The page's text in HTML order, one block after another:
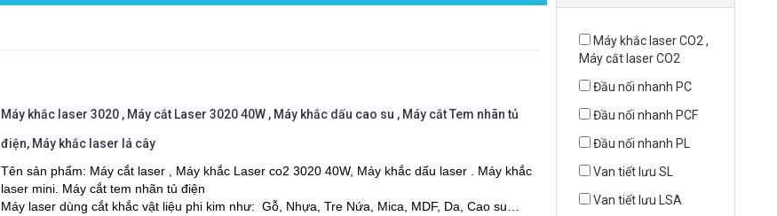
Máy khắc laser 3020 , Máy cắt Laser 3020 40W , Máy khắc dấu cao su , Máy cắt Tem nhãn tủ
điện, Máy khắc laser lá cây
Tên sản phẩm: Máy cắt laser , Máy khắc Laser co2 3020 40W, Máy khắc dấu laser . Máy khắc
laser mini. Máy cắt tem nhãn tủ điện
Máy laser dùng cắt khắc vật liệu phi kim như: Gỗ, Nhựa, Tre Nứa, Mica, MDF, Da, Cao su…
Máy khắc laser CO2 ,
Máy cắt laser CO2
Đầu nối nhanh PC
Đầu nối nhanh PCF
Đầu nối nhanh PL
Van tiết lưu SL
Van tiết lưu LSA